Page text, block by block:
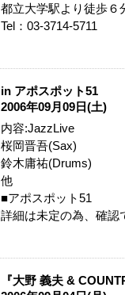
都立大学駅より徒歩６
Tel：03‐3714-5711
in アポスポット51
2006年09月09日(土)
内容:JazzLive
桜岡晋吾(Sax)
鈴木庸祐(Drums)
他
■アポスポット51
詳細は未定の為、確認
『大野 義夫 &